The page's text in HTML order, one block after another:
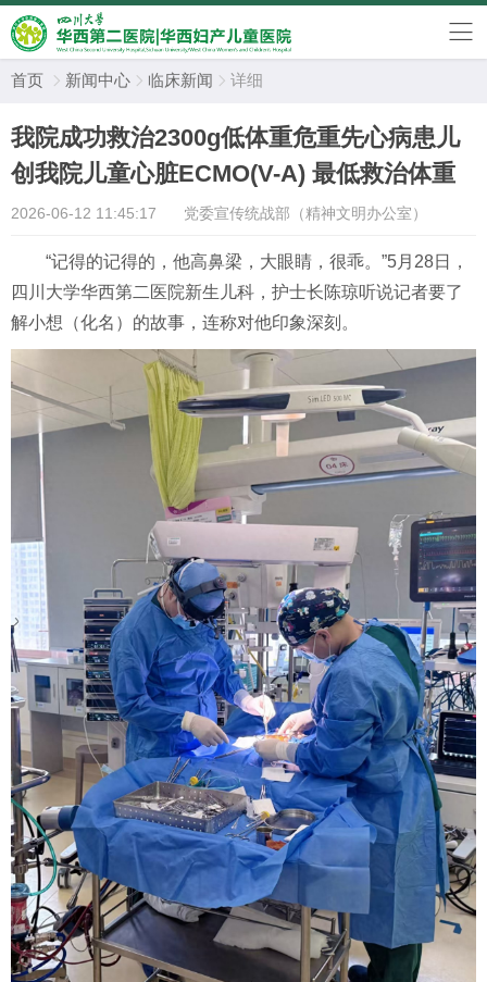
首页  新闻中心  临床新闻  详细
我院成功救治2300g低体重危重先心病患儿
创我院儿童心脏ECMO(V-A) 最低救治体重
2026-06-12 11:45:17 党委宣传统战部（精神文明办公室）
“记得的记得的，他高鼻梁，大眼睛，很乖。”5月28日，
四川大学华西第二医院新生儿科，护士长陈琼听说记者要了
解小想（化名）的故事，连称对他印象深刻。